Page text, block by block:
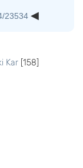
23534
Kar [158]